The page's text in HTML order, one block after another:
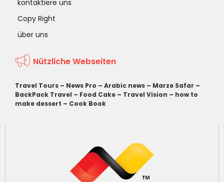
kontaktiere uns
Copy Right
über uns
Nützliche Webseiten
Travel Tours – News Pro – Arabic news – Marze Safar –
BackPack Travel – Food Cake – Travel Vision – how to
make dessert – Cook Book